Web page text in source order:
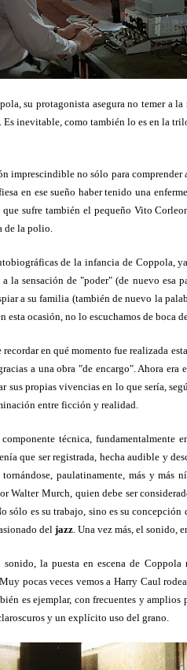
su protagonista asegura no temer a
Es inevitable, como también lo es en la
imprescindible no sólo para
en ese sueño haber tenido una
que sufre también el pequeño Vito
de la polio.
de la infancia de Coppola,
la sensación de "poder" (de nuevo esa
a su familia (también de nuevo la
esta ocasión, no lo escuchamos de
en qué momento fue realizada
a una obra "de encargo". Ahora era
sus propias vivencias en lo que sería,
entre ficción y realidad.
técnica, fundamentalmente
que ser registrada, hecha audible y
paulatinamente, más y más
Walter Murch, quien debe ser
sólo es su trabajo, sino es su
del jazz. Una vez más, el sonido,
la puesta en escena de
pocas veces vemos a Harry Caul
es ejemplar, con frecuentes y
y un explícito uso del grano.